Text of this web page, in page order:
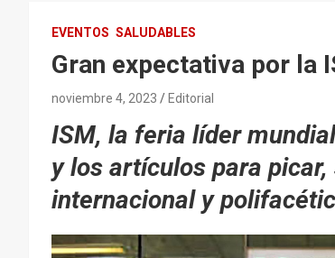
EVENTOS SALUDABLES
Gran expectativa por la
noviembre 4, 2023 Editorial
ISM, la feria líder
y los artículos para
internacional y